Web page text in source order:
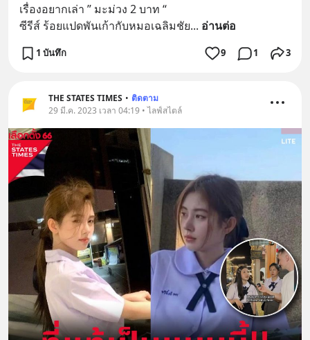
เรื่องอยากเล่า ” มะม่วง 2 บาท “
ซีรีส์ ร้อยแปดพันเก้ากับหมอเฉลิมชัย... อ่านต่อ
1 บันทึก 9 1 3
THE STATES TIMES • ติดตาม
29 มี.ค. 2023 เวลา 04:19 • ไลฟ์สไตล์